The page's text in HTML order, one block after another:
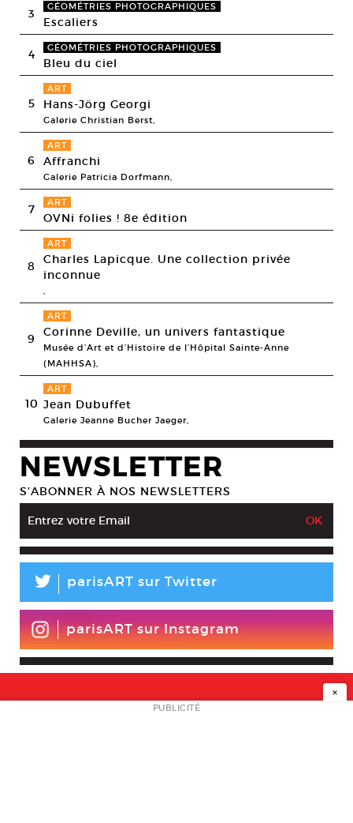
3 GÉOMÉTRIES PHOTOGRAPHIQUES
Escaliers
4 GÉOMÉTRIES PHOTOGRAPHIQUES
Bleu du ciel
5
ART
Hans-Jörg Georgi
Galerie Christian Berst,
6
ART
Affranchi
Galerie Patricia Dorfmann,
7 ART
OVNi folies ! 8e édition
8
ART
Charles Lapicque. Une collection privée
inconnue
,
9
ART
Corinne Deville, un univers fantastique
Musée d’Art et d’Histoire de l’Hôpital Sainte-Anne
(MAHHSA),
10
ART
Jean Dubuffet
Galerie Jeanne Bucher Jaeger,
NEWSLETTER
S’ABONNER À NOS NEWSLETTERS
L parisART sur Twitter
parisART sur Instagram
NEWSLETTER
×
PUBLICITÉ